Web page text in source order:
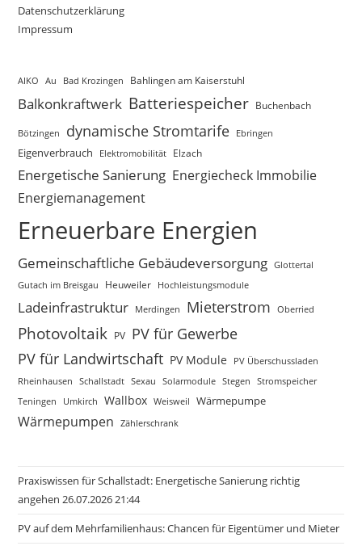
Datenschutzerklärung
Impressum
AIKO Au Bad Krozingen Bahlingen am Kaiserstuhl
Balkonkraftwerk Batteriespeicher Buchenbach
Bötzingen dynamische Stromtarife Ebringen
Eigenverbrauch Elektromobilität Elzach
Energetische Sanierung Energiecheck Immobilie
Energiemanagement
Erneuerbare Energien
Gemeinschaftliche Gebäudeversorgung Glottertal
Gutach im Breisgau
Heuweiler Hochleistungsmodule
Ladeinfrastruktur Merdingen Mieterstrom Oberried
Photovoltaik PV PV für Gewerbe
PV für Landwirtschaft PV Module
PV Überschussladen
Rheinhausen
Schallstadt Sexau Solarmodule Stegen
Stromspeicher
Teningen
Umkirch Wallbox Weisweil Wärmepumpe
Wärmepumpen Zählerschrank
Praxiswissen für Schallstadt: Energetische Sanierung richtig
angehen 26.07.2026 21:44
PV auf dem Mehrfamilienhaus: Chancen für Eigentümer und Mieter